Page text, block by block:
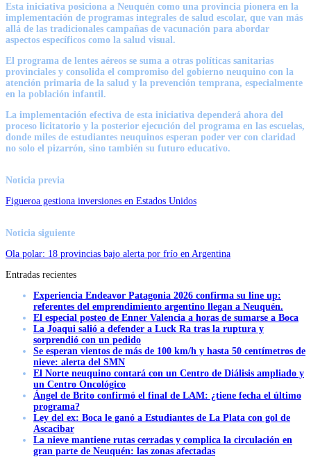
Esta iniciativa posiciona a Neuquén como una provincia pionera en la
implementación de programas integrales de salud escolar, que van más
allá de las tradicionales campañas de vacunación para abordar
aspectos específicos como la salud visual.
El programa de lentes aéreos se suma a otras políticas sanitarias
provinciales y consolida el compromiso del gobierno neuquino con la
atención primaria de la salud y la prevención temprana, especialmente
en la población infantil.
La implementación efectiva de esta iniciativa dependerá ahora del
proceso licitatorio y la posterior ejecución del programa en las escuelas,
donde miles de estudiantes neuquinos esperan poder ver con claridad
no solo el pizarrón, sino también su futuro educativo.
Noticia previa
Figueroa gestiona inversiones en Estados Unidos
Noticia siguiente
Ola polar: 18 provincias bajo alerta por frío en Argentina
Entradas recientes
Experiencia Endeavor Patagonia 2026 confirma su line up:
referentes del emprendimiento argentino llegan a Neuquén.
El especial posteo de Enner Valencia a horas de sumarse a Boca
La Joaqui salió a defender a Luck Ra tras la ruptura y
sorprendió con un pedido
Se esperan vientos de más de 100 km/h y hasta 50 centímetros de
nieve: alerta del SMN
El Norte neuquino contará con un Centro de Diálisis ampliado y
un Centro Oncológico
Ángel de Brito confirmó el final de LAM: ¿tiene fecha el último
programa?
Ley del ex: Boca le ganó a Estudiantes de La Plata con gol de
Ascacibar
La nieve mantiene rutas cerradas y complica la circulación en
gran parte de Neuquén: las zonas afectadas